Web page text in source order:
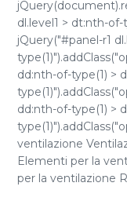
dl.level1 > dt:nth-of-
jQuery("#panel-r1
dd:nth-of-type(1) >
dd:nth-of-type(1) >
ventilazione
Elementi per la
per la ventilazione